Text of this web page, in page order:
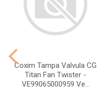
Coxim Tampa Valvula CG
Titan Fan Twister -
VE99065000959 Ve...